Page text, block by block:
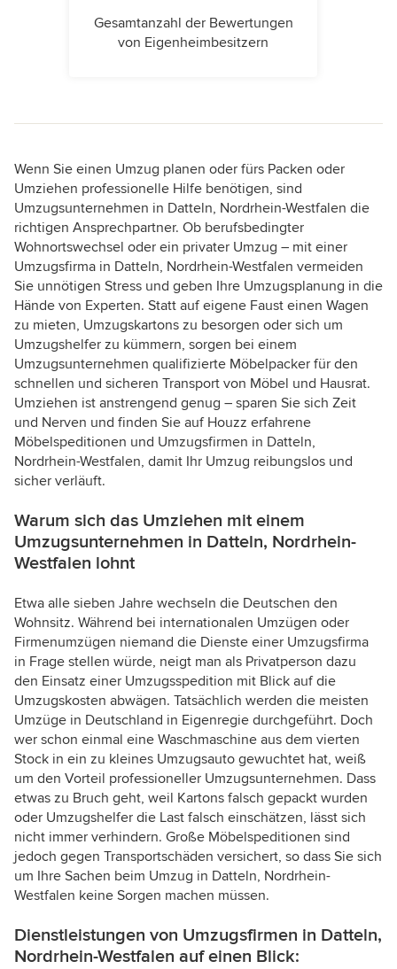
Gesamtanzahl der Bewertungen
von Eigenheimbesitzern
Wenn Sie einen Umzug planen oder fürs Packen oder
Umziehen professionelle Hilfe benötigen, sind
Umzugsunternehmen in Datteln, Nordrhein-Westfalen die
richtigen Ansprechpartner. Ob berufsbedingter
Wohnortswechsel oder ein privater Umzug – mit einer
Umzugsfirma in Datteln, Nordrhein-Westfalen vermeiden
Sie unnötigen Stress und geben Ihre Umzugsplanung in die
Hände von Experten. Statt auf eigene Faust einen Wagen
zu mieten, Umzugskartons zu besorgen oder sich um
Umzugshelfer zu kümmern, sorgen bei einem
Umzugsunternehmen qualifizierte Möbelpacker für den
schnellen und sicheren Transport von Möbel und Hausrat.
Umziehen ist anstrengend genug – sparen Sie sich Zeit
und Nerven und finden Sie auf Houzz erfahrene
Möbelspeditionen und Umzugsfirmen in Datteln,
Nordrhein-Westfalen, damit Ihr Umzug reibungslos und
sicher verläuft.
Warum sich das Umziehen mit einem
Umzugsunternehmen in Datteln, Nordrhein-
Westfalen lohnt
Etwa alle sieben Jahre wechseln die Deutschen den
Wohnsitz. Während bei internationalen Umzügen oder
Firmenumzügen niemand die Dienste einer Umzugsfirma
in Frage stellen würde, neigt man als Privatperson dazu
den Einsatz einer Umzugsspedition mit Blick auf die
Umzugskosten abwägen. Tatsächlich werden die meisten
Umzüge in Deutschland in Eigenregie durchgeführt. Doch
wer schon einmal eine Waschmaschine aus dem vierten
Stock in ein zu kleines Umzugsauto gewuchtet hat, weiß
um den Vorteil professioneller Umzugsunternehmen. Dass
etwas zu Bruch geht, weil Kartons falsch gepackt wurden
oder Umzugshelfer die Last falsch einschätzen, lässt sich
nicht immer verhindern. Große Möbelspeditionen sind
jedoch gegen Transportschäden versichert, so dass Sie sich
um Ihre Sachen beim Umzug in Datteln, Nordrhein-
Westfalen keine Sorgen machen müssen.
Dienstleistungen von Umzugsfirmen in Datteln,
Nordrhein-Westfalen auf einen Blick: